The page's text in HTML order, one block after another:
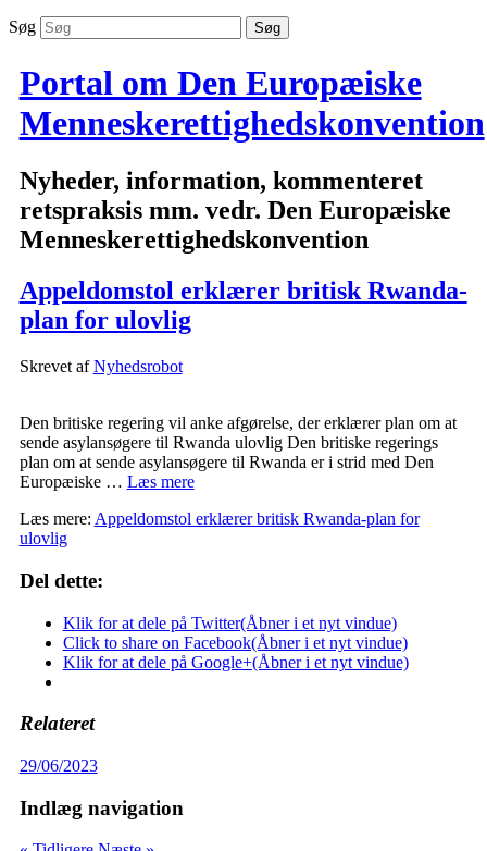
Søg
Portal om Den Europæiske
Menneskerettighedskonvention
Nyheder, information, kommenteret
retspraksis mm. vedr. Den Europæiske
Menneskerettighedskonvention
Appeldomstol erklærer britisk Rwanda-
plan for ulovlig
Skrevet afNyhedsrobot
Den britiske regering vil anke afgørelse, der erklærer plan om at
sende asylansøgere til Rwanda ulovlig Den britiske regerings
plan om at sende asylansøgere til Rwanda er i strid med Den
Europæiske … Læs mere
Læs mere: Appeldomstol erklærer britisk Rwanda-plan for
ulovlig
Del dette:
Klik for at dele på Twitter(Åbner i et nyt vindue)
Click to share on Facebook(Åbner i et nyt vindue)
Klik for at dele på Google+(Åbner i et nyt vindue)
Relateret
29/06/2023
Indlæg navigation